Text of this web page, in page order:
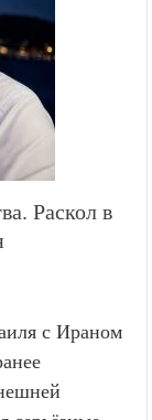
Раскол в
с Ираном